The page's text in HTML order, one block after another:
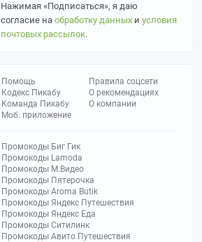
Нажимая «Подписаться», я даю
согласие на обработку данных и условия
почтовых рассылок.
Помощь
Кодекс Пикабу
Команда Пикабу
Моб. приложение
Правила соцсети
О рекомендациях
О компании
Промокоды Биг Гик
Промокоды Lamoda
Промокоды М.Видео
Промокоды Пятерочка
Промокоды Aroma Butik
Промокоды Яндекс Путешествия
Промокоды Яндекс Еда
Промокоды Ситилинк
Промокоды Авито Путешествия